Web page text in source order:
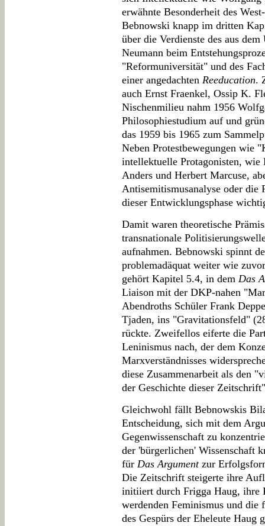
erwähnte Besonderheit des
Bebnowski knapp im dritten
über die Verdienste des aus
Neumann beim
"Reformuniversität" und des
einer angedachten Reeducation.
auch Ernst Fraenkel, Ossip K.
Nischenmilieu nahm 1956
Philosophiestudium auf und
das 1959 bis 1965 zum
Neben Protestbewegungen wie
intellektuelle Protagonisten,
Anders und Herbert Marcuse,
Antisemitismusanalyse oder die
dieser Entwicklungsphase
Damit waren theoretische
transnationale
aufnahmen. Bebnowski spinnt
problemadäquat weiter wie
gehört Kapitel 5.4, in dem Das
Liaison mit der DKP-nahen
Abendroths Schüler Frank
Tjaden, ins "Gravitationsfeld"
rückte. Zweifellos eiferte die
Leninismus nach, der dem
Marxverständnisses
diese Zusammenarbeit als den
der Geschichte dieser
Gleichwohl fällt Bebnowskis
Entscheidung, sich mit dem
Gegenwissenschaft zu
der 'bürgerlichen' Wissenschaft
für Das Argumentzur
Die Zeitschrift steigerte ihre
initiiert durch Frigga Haug, ihre
werdenden Feminismus und die
des Gespürs der Eheleute Haug